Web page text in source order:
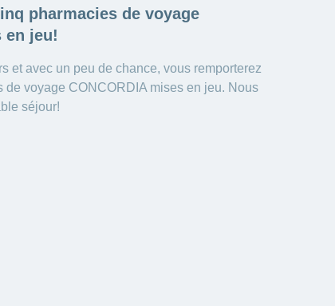
pharmacies de voyage
en jeu!
et avec un peu de chance, vous remporterez
de voyage CONCORDIA mises en jeu. Nous
séjour!